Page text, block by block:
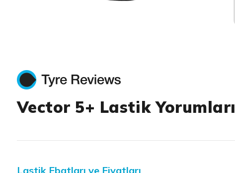
Vector 5+ Lastik Yorumları
Lastik Ebatları ve Fiyatları